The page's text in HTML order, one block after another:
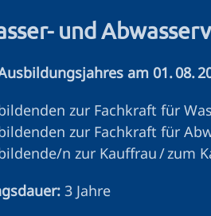
und
am 01. 08.
zur Fachkraft für
zur Fachkraft für
n zur Kauffrau / zum
3 Jahre